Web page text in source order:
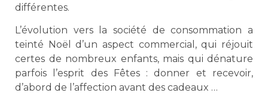
différentes.
L’évolution vers la société de consommation a
teinté Noël d’un aspect commercial, qui réjouit
certes de nombreux enfants, mais qui dénature
parfois l’esprit des Fêtes : donner et recevoir,
d’abord de l’affection avant des cadeaux …